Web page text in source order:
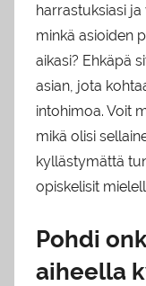
harrastuksiasi
minkä asioiden
aikasi? Ehkäpä
asian, jota
intohimoa. Voit
mikä olisi
kyllästymättä
opiskelisit
Pohdi
aiheella